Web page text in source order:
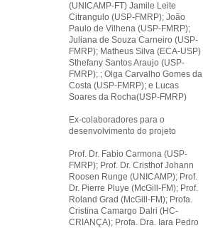
(UNICAMP-FT) Jamile Leite
Citrangulo (USP-FMRP); João
Paulo de Vilhena (USP-FMRP);
Juliana de Souza Carneiro (USP-
FMRP); Matheus Silva (ECA-USP)
Sthefany Santos Araujo (USP-
FMRP); ; Olga Carvalho Gomes da
Costa (USP-FMRP); e Lucas
Soares da Rocha(USP-FMRP)
Ex-colaboradores para o
desenvolvimento do projeto
Prof. Dr. Fabio Carmona (USP-
FMRP); Prof. Dr. Cristhof Johann
Roosen Runge (UNICAMP); Prof.
Dr. Pierre Pluye (McGill-FM); Prof.
Roland Grad (McGill-FM); Profa.
Cristina Camargo Dalri (HC-
CRIANÇA); Profa. Dra. Iara Pedro